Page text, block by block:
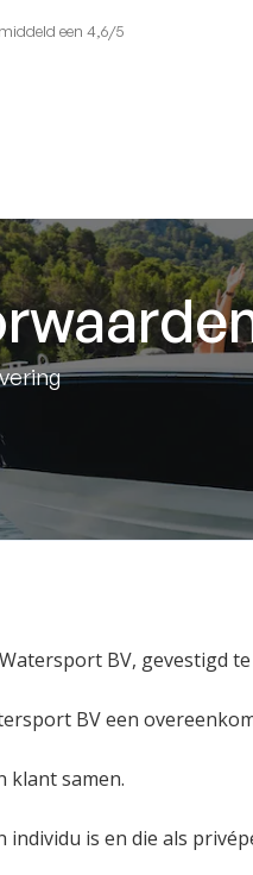
een 4,6/5
BV, gevestigd
BV een
klant samen.
individu is en die als